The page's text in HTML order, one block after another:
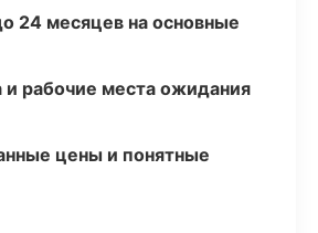
24 месяцев на основные
и рабочие места ожидания
цены и понятные